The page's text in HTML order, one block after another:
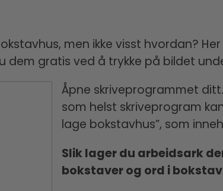
men ikke visst hvordan?
dem gratis ved å trykke på bildet
Åpne skriveprogrammet
som helst skriveprogram
lage bokstavhus”, som
Slik lager du arbeidsark
bokstaver og ord i